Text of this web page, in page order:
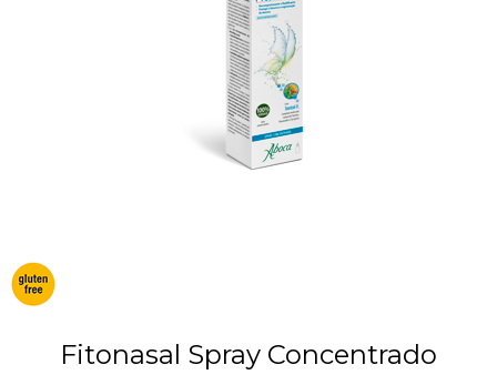
Fitonasal Spray Concentrado